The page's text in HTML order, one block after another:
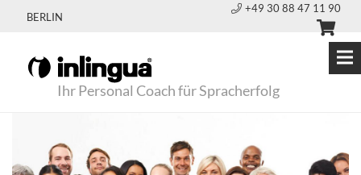
BERLIN
+49 30 88 47 11 90
Ihr Personal Coach für Spracherfolg